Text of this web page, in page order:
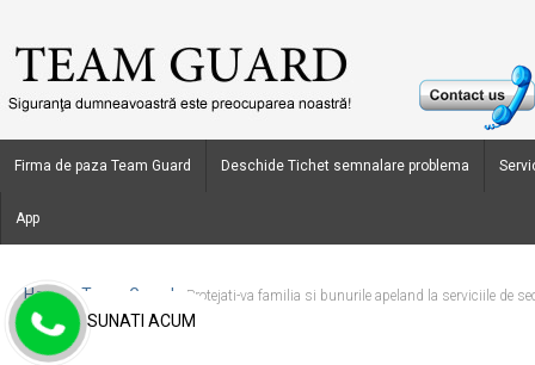
Firma de paza Team Guard Deschide Tichet semnalare problema
App
Home › Team Guard
Protejati-va familia si bunurile apeland la serviciile de
Guard
SUNATI ACUM